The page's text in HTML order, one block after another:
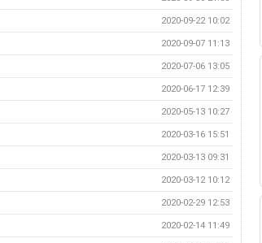
2020-09-22 10:02
2020-09-07 11:13
2020-07-06 13:05
2020-06-17 12:39
2020-05-13 10:27
2020-03-16 15:51
2020-03-13 09:31
2020-03-12 10:12
2020-02-29 12:53
2020-02-14 11:49